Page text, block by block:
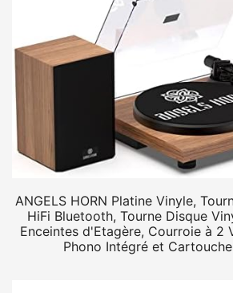
ANGELS HORN Platine Vinyle,
HiFi Bluetooth, Tourne Disque
Enceintes d'Etagère, Courroie à 2
Phono Intégré et